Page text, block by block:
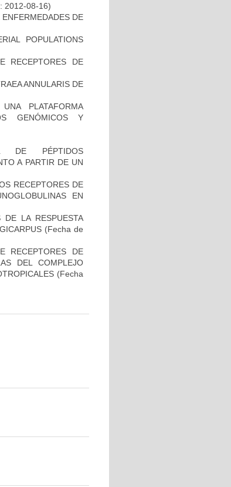
2012-08-16)
DE
POPULATIONS
RECEPTORES DE
ANNULARIS DE
PLATAFORMA
GENÓMICOS Y
DE PÉPTIDOS
A PARTIR DE UN
RECEPTORES DE
EN
DE LA RESPUESTA
(Fecha de
RECEPTORES DE
DEL COMPLEJO
(Fecha